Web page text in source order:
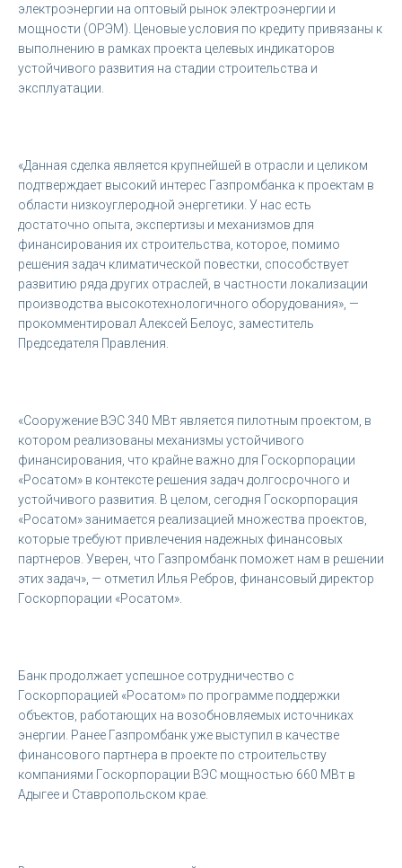
электроэнергии на оптовый рынок электроэнергии и
мощности (ОРЭМ). Ценовые условия по кредиту привязаны к
выполнению в рамках проекта целевых индикаторов
устойчивого развития на стадии строительства и
эксплуатации.
«Данная сделка является крупнейшей в отрасли и целиком
подтверждает высокий интерес Газпромбанка к проектам в
области низкоуглеродной энергетики. У нас есть
достаточно опыта, экспертизы и механизмов для
финансирования их строительства, которое, помимо
решения задач климатической повестки, способствует
развитию ряда других отраслей, в частности локализации
производства высокотехнологичного оборудования», —
прокомментировал Алексей Белоус, заместитель
Председателя Правления.
«Сооружение ВЭС 340 МВт является пилотным проектом, в
котором реализованы механизмы устойчивого
финансирования, что крайне важно для Госкорпорации
«Росатом» в контексте решения задач долгосрочного и
устойчивого развития. В целом, сегодня Госкорпорация
«Росатом» занимается реализацией множества проектов,
которые требуют привлечения надежных финансовых
партнеров. Уверен, что Газпромбанк поможет нам в решении
этих задач», — отметил Илья Ребров, финансовый директор
Госкорпорации «Росатом».
Банк продолжает успешное сотрудничество с
Госкорпорацией «Росатом» по программе поддержки
объектов, работающих на возобновляемых источниках
энергии. Ранее Газпромбанк уже выступил в качестве
финансового партнера в проекте по строительству
компаниями Госкорпорации ВЭС мощностью 660 МВт в
Адыгее и Ставропольском крае.